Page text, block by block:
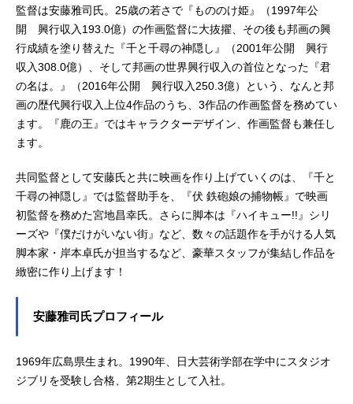
監督は安藤雅司氏。25歳の若さで『もののけ姫』（1997年公
開 興行収入193.0億）の作画監督に大抜擢、その後も邦画の興
行成績を塗り替えた『千と千尋の神隠し』（2001年公開 興行
収入308.0億）、そして邦画の世界興行収入の首位となった『君
の名は。』（2016年公開 興行収入250.3億）という、なんと邦
画の歴代興行収入上位4作品のうち、3作品の作画監督を務めてい
ます。『鹿の王』ではキャラクターデザイン、作画監督も兼任し
ます。
共同監督として安藤氏と共に映画を作り上げていくのは、『千と
千尋の神隠し』では監督助手を、『伏 鉄砲娘の捕物帳』で映画
初監督を務めた宮地昌幸氏。さらに脚本は『ハイキュー!!』シリ
ーズや『僕だけがいない街』など、数々の話題作を手がける人気
脚本家・岸本卓氏が担当するなど、豪華スタッフが集結し作品を
緻密に作り上げます！
安藤雅司氏プロフィール
1969年広島県生まれ。1990年、日大芸術学部在学中にスタジオ
ジブリを受験し合格、第2期生として入社。